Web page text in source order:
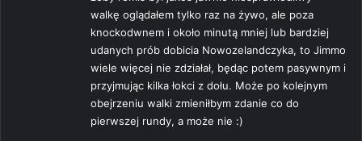
walkę oglądałem tylko raz na żywo, ale poza
knockodwnem i około minutą mniej lub bardziej
udanych prób dobicia Nowozelandczyka, to Jimmo
wiele więcej nie zdziałał, będąc potem pasywnym i
przyjmując kilka łokci z dołu. Może po kolejnym
obejrzeniu walki zmieniłbym zdanie co do
pierwszej rundy, a może nie :)